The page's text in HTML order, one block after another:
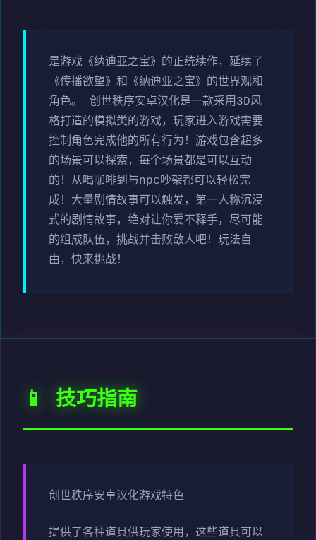
是游戏《纳迪亚之宝》的正统续作，延续了
《传播欲望》和《纳迪亚之宝》的世界观和
角色。 创世秩序安卓汉化是一款采用3D风
格打造的模拟类的游戏，玩家进入游戏需要
控制角色完成他的所有行为！游戏包含超多
的场景可以探索，每个场景都是可以互动
的！从喝咖啡到与npc吵架都可以轻松完
成！大量剧情故事可以触发，第一人称沉浸
式的剧情故事，绝对让你爱不释手，尽可能
的组成队伍，挑战并击败敌人吧！玩法自
由，快来挑战！
📱 技巧指南
创世秩序安卓汉化游戏特色
提供了各种道具供玩家使用，这些道具可以